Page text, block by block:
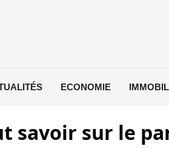
ECONOMIE
savoir sur le